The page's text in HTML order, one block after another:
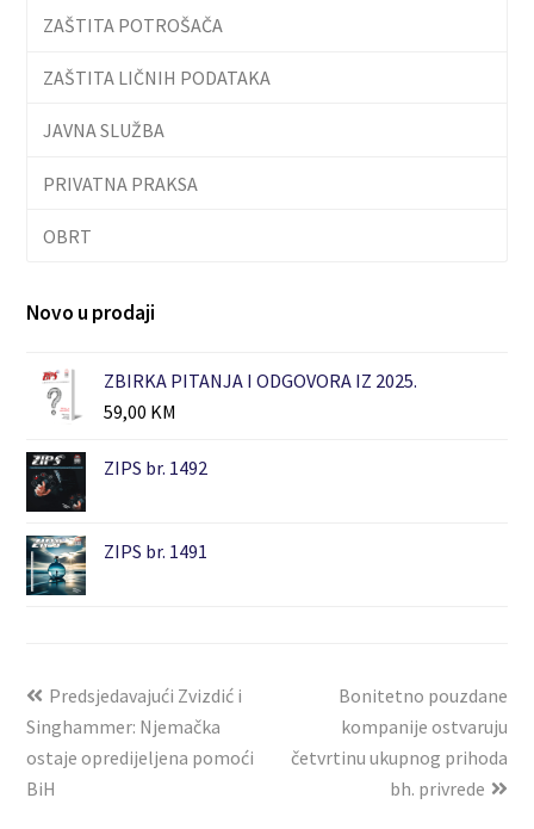
ZAŠTITA POTROŠAČA
ZAŠTITA LIČNIH PODATAKA
JAVNA SLUŽBA
PRIVATNA PRAKSA
OBRT
Novo u prodaji
ZBIRKA PITANJA I ODGOVORA IZ 2025.
59,00 KM
ZIPS br. 1492
ZIPS br. 1491
Predsjedavajući Zvizdić i
Singhammer: Njemačka
ostaje opredijeljena pomoći
BiH
Bonitetno pouzdane
kompanije ostvaruju
četvrtinu ukupnog prihoda
bh. privrede